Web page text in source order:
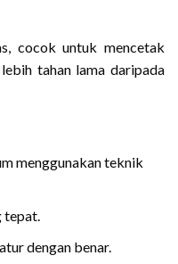
cocok untuk mencetak
tahan lama daripada
menggunakan teknik
tepat.
dengan benar.